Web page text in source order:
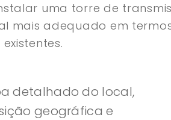
uma torre de
mais adequado em
detalhado do local,
geográfica e